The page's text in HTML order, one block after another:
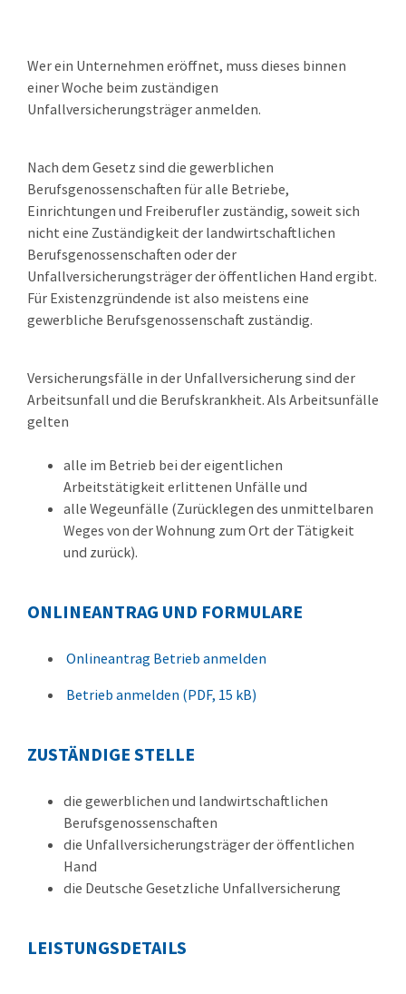
Wer ein Unternehmen eröffnet, muss dieses binnen
einer Woche beim zuständigen
Unfallversicherungsträger anmelden.
Nach dem Gesetz sind die gewerblichen
Berufsgenossenschaften für alle Betriebe,
Einrichtungen und Freiberufler zuständig, soweit sich
nicht eine Zuständigkeit der landwirtschaftlichen
Berufsgenossenschaften oder der
Unfallversicherungsträger der öffentlichen Hand ergibt.
Für Existenzgründende ist also meistens eine
gewerbliche Berufsgenossenschaft zuständig.
Versicherungsfälle in der Unfallversicherung sind der
Arbeitsunfall und die Berufskrankheit. Als Arbeitsunfälle
gelten
alle im Betrieb bei der eigentlichen
Arbeitstätigkeit erlittenen Unfälle und
alle Wegeunfälle (Zurücklegen des unmittelbaren
Weges von der Wohnung zum Ort der Tätigkeit
und zurück).
ONLINEANTRAG UND FORMULARE
Onlineantrag Betrieb anmelden
Betrieb anmelden (PDF, 15 kB)
ZUSTÄNDIGE STELLE
die gewerblichen und landwirtschaftlichen
Berufsgenossenschaften
die Unfallversicherungsträger der öffentlichen
Hand
die Deutsche Gesetzliche Unfallversicherung
LEISTUNGSDETAILS